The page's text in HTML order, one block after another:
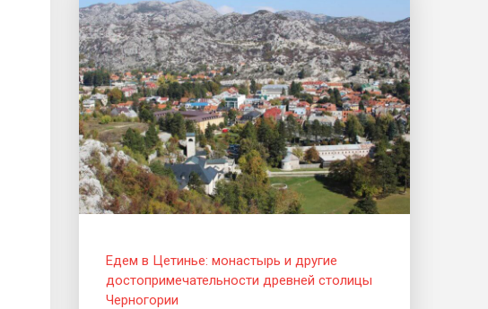
Едем в Цетинье: монастырь и другие
достопримечательности древней столицы
Черногории